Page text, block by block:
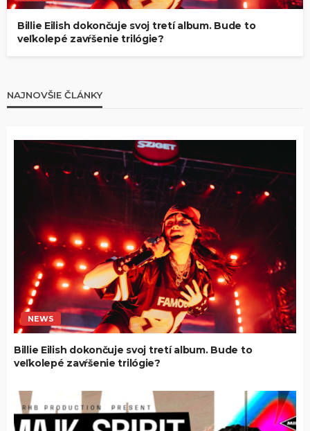
Billie Eilish dokončuje svoj tretí album. Bude to
veľkolepé zavŕšenie trilógie?
NAJNOVŠIE ČLÁNKY
NEWS
Billie Eilish dokončuje svoj tretí album. Bude to
veľkolepé zavŕšenie trilógie?